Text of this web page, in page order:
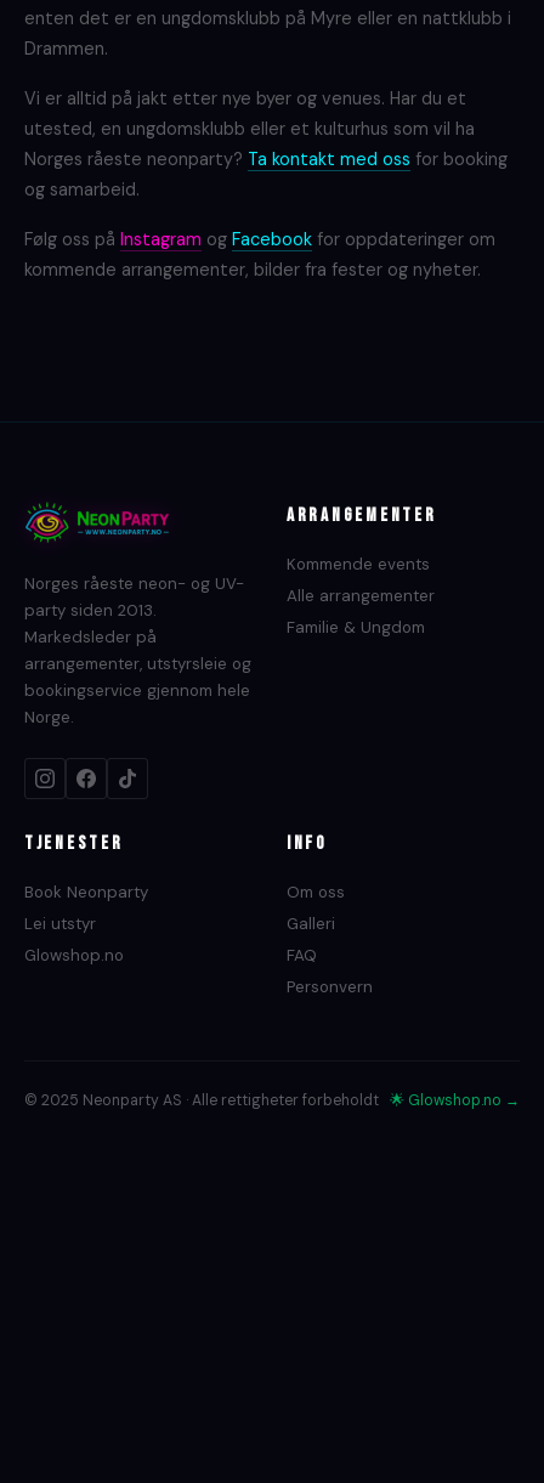
enten det er en ungdomsklubb på Myre eller en nattklubb i
Drammen.
Vi er alltid på jakt etter nye byer og venues. Har du et
utested, en ungdomsklubb eller et kulturhus som vil ha
Norges råeste neonparty? Ta kontakt med oss for booking
og samarbeid.
Følg oss på Instagram og Facebook for oppdateringer om
kommende arrangementer, bilder fra fester og nyheter.
Norges råeste neon- og UV-
party siden 2013.
Markedsleder på
arrangementer, utstyrsleie og
bookingservice gjennom hele
Norge.
Arrangementer
Kommende events
Alle arrangementer
Familie & Ungdom
Tjenester
Book Neonparty
Lei utstyr
Glowshop.no
Info
Om oss
Galleri
FAQ
Personvern
© 2025 Neonparty AS · Alle rettigheter forbeholdt 🌟 Glowshop.no →